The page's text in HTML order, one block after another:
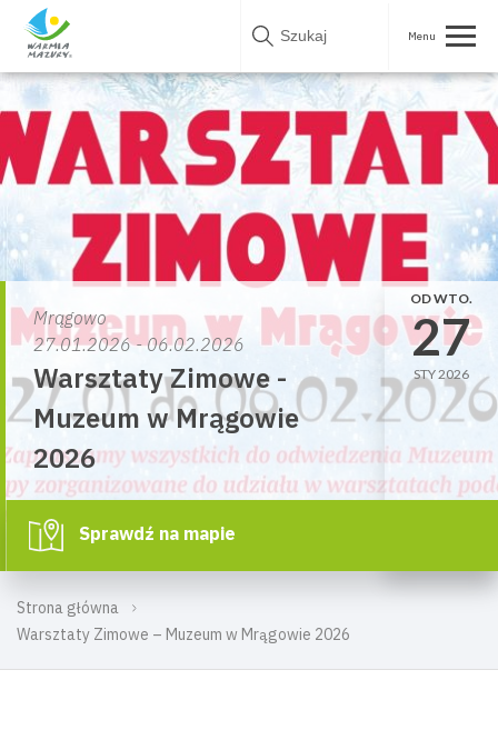
Skip
Strona główna
Warsztaty Zimowe – Muzeum w Mrągowie 2026
Mrągowo
27.01.2026 - 06.02.2026
Warsztaty Zimowe -
Muzeum w Mrągowie
2026
OD WTO.
27
STY 2026
Sprawdź na mapie